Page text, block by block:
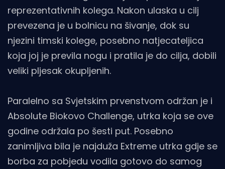
reprezentativnih kolega. Nakon ulaska u cilj
prevezena je u bolnicu na šivanje, dok su
njezini timski kolege, posebno natjecateljica
koja joj je previla nogu i pratila je do cilja, dobili
veliki pljesak okupljenih.
Paralelno sa Svjetskim prvenstvom održan je i
Absolute Biokovo Challenge, utrka koja se ove
godine održala po šesti put. Posebno
zanimljiva bila je najduža Extreme utrka gdje se
borba za pobjedu vodila gotovo do samog